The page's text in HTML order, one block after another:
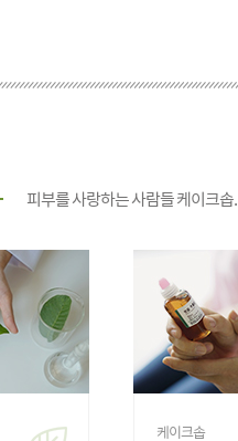
피부를 사랑하는 사람들 케이크솝.
케이크솝